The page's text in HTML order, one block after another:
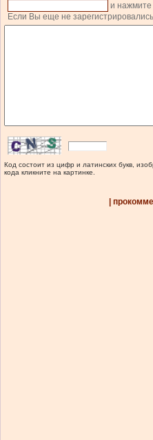
и нажмите
Если Вы еще не
Код состоит из цифр и латинских букв,
кода кликните на картинке.
|